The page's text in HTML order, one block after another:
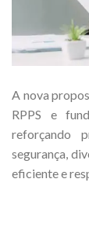
A nova
RPPS e
reforçando
segurança,
eficiente e